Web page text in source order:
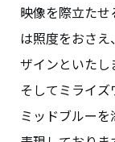
映像を際立た
は照度をおさ
ザインといたし
そしてミライ
ミッドブルー